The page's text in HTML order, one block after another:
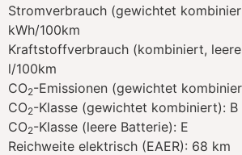
Stromverbrauch (gewichtet
kWh/100km
Kraftstoffverbrauch (kombiniert,
l/100km
CO2-Emissionen (gewichtet
CO2-Klasse (gewichtet kombiniert): B
CO2-Klasse (leere Batterie): E
Reichweite elektrisch (EAER): 68 km